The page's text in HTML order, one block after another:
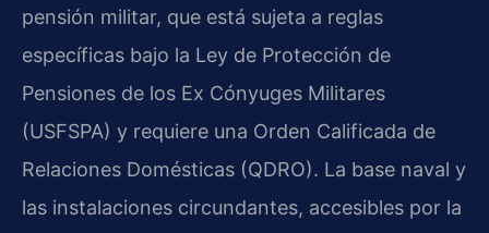
pensión militar, que está sujeta a reglas
específicas bajo la Ley de Protección de
Pensiones de los Ex Cónyuges Militares
(USFSPA) y requiere una Orden Calificada de
Relaciones Domésticas (QDRO). La base naval y
las instalaciones circundantes, accesibles por la